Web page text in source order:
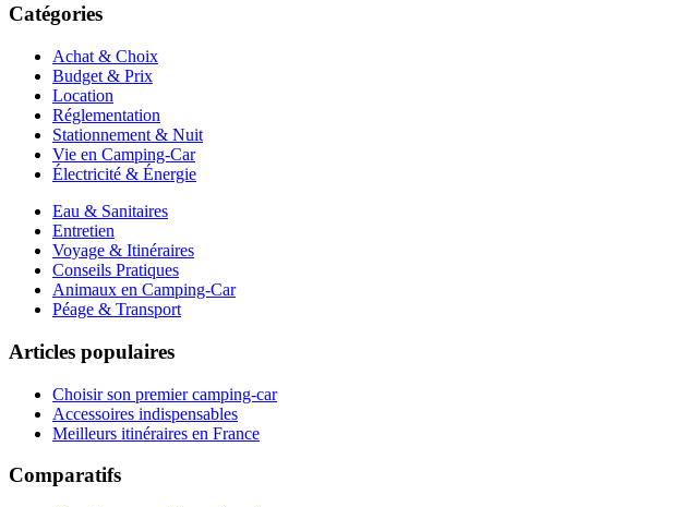
Catégories
Achat & Choix
Budget & Prix
Location
Réglementation
Stationnement & Nuit
Vie en Camping-Car
Électricité & Énergie
Eau & Sanitaires
Entretien
Voyage & Itinéraires
Conseils Pratiques
Animaux en Camping-Car
Péage & Transport
Articles populaires
Choisir son premier camping-car
Accessoires indispensables
Meilleurs itinéraires en France
Comparatifs